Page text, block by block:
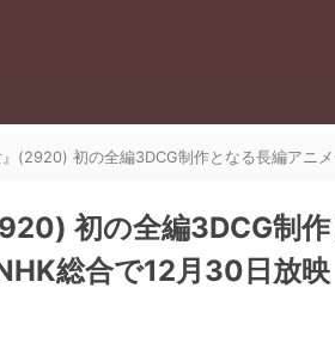
(2920) 初の全編3DCG制作となる長編アニ
初の全編3DCG制
総合で12月30日放映